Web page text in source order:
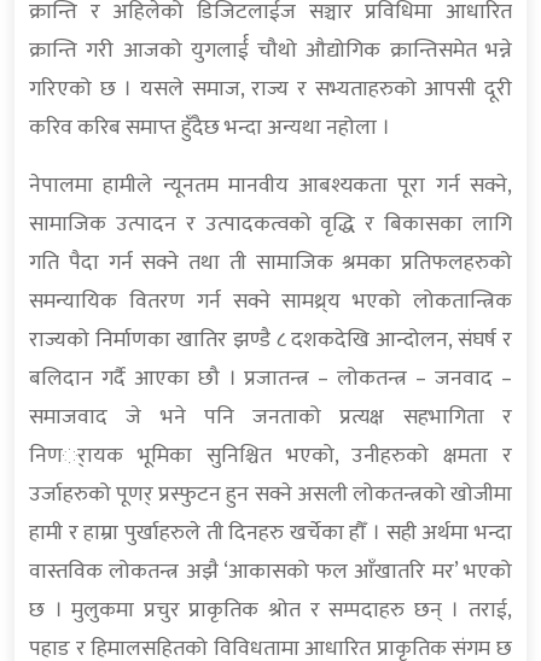
क्रान्ति र अहिलेको डिजिटलाईज सञ्चार प्रविधिमा आधारित
क्रान्ति गरी आजको युगलार्ई चौथो औद्योगिक क्रान्तिसमेत भन्ने
गरिएको छ । यसले समाज, राज्य र सभ्यताहरुको आपसी दूरी
करिव करिब समाप्त हुँदैछ भन्दा अन्यथा नहोला ।
नेपालमा हामीले न्यूनतम मानवीय आबश्यकता पूरा गर्न सक्ने,
सामाजिक उत्पादन र उत्पादकत्वको वृद्धि र बिकासका लागि
गति पैदा गर्न सक्ने तथा ती सामाजिक श्रमका प्रतिफलहरुको
समन्यायिक वितरण गर्न सक्ने सामथ्र्य भएको लोकतान्त्रिक
राज्यको निर्माणका खातिर झण्डै ८ दशकदेखि आन्दोलन, संघर्ष र
बलिदान गर्दै आएका छौ । प्रजातन्त्र – लोकतन्त्र – जनवाद –
समाजवाद जे भने पनि जनताको प्रत्यक्ष सहभागिता र
निणर्ायक भूमिका सुनिश्चित भएको, उनीहरुको क्षमता र
उर्जाहरुको पूणर् प्रस्फुटन हुन सक्ने असली लोकतन्त्रको खोजीमा
हामी र हाम्रा पुर्खाहरुले ती दिनहरु खर्चेका हौँ । सही अर्थमा भन्दा
वास्तविक लोकतन्त्र अझै ‘आकासको फल आँखातरि मर’ भएको
छ । मुलुकमा प्रचुर प्राकृतिक श्रोत र सम्पदाहरु छन् । तराई,
पहाड र हिमालसहितको विविधतामा आधारित प्राकृतिक संगम छ